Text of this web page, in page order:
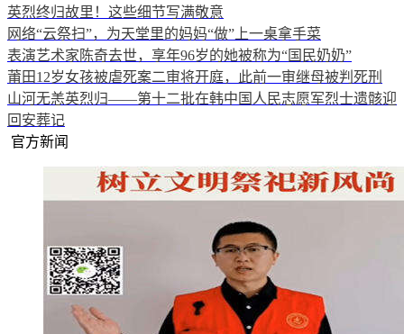
英烈终归故里！这些细节写满敬意
网络“云祭扫”，为天堂里的妈妈“做”上一桌拿手菜
表演艺术家陈奇去世，享年96岁的她被称为“国民奶奶”
莆田12岁女孩被虐死案二审将开庭，此前一审继母被判死刑
山河无恙英烈归——第十二批在韩中国人民志愿军烈士遗骸迎
回安葬记
官方新闻